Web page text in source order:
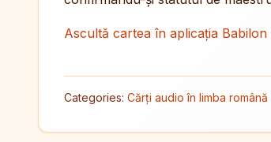
Ascultă cartea în aplicația
Categories: Cărți audio în limba română